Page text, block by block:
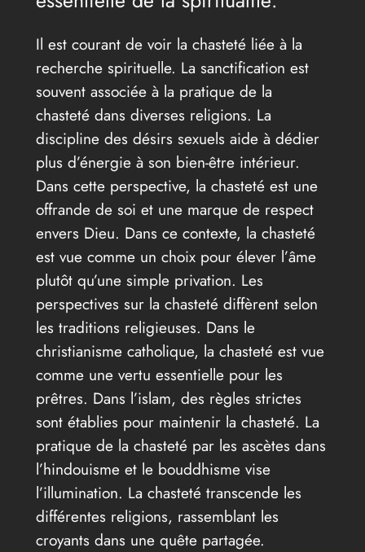
Il est courant de voir la chasteté liée à la
recherche spirituelle. La sanctification est
souvent associée à la pratique de la
chasteté dans diverses religions. La
discipline des désirs sexuels aide à dédier
plus d’énergie à son bien-être intérieur.
Dans cette perspective, la chasteté est une
offrande de soi et une marque de respect
envers Dieu. Dans ce contexte, la chasteté
est vue comme un choix pour élever l’âme
plutôt qu’une simple privation. Les
perspectives sur la chasteté diffèrent selon
les traditions religieuses. Dans le
christianisme catholique, la chasteté est vue
comme une vertu essentielle pour les
prêtres. Dans l’islam, des règles strictes
sont établies pour maintenir la chasteté. La
pratique de la chasteté par les ascètes dans
l’hindouisme et le bouddhisme vise
l’illumination. La chasteté transcende les
différentes religions, rassemblant les
croyants dans une quête partagée.